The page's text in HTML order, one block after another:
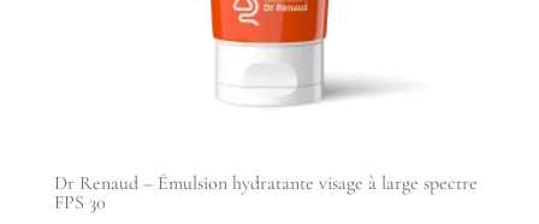
Dr Renaud – Émulsion hydratante visage à large spectre
FPS 30